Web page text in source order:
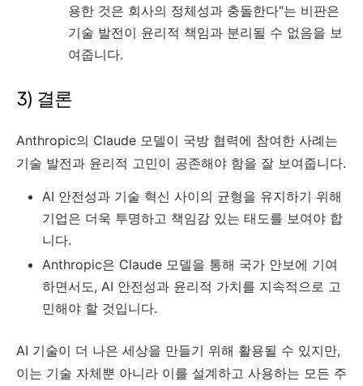
용한 것은 회사의 정체성과 충돌한다"는 비판은
기술 발전이 윤리적 책임과 분리될 수 없음을 보
여줍니다.
3) 결론
Anthropic의 Claude 모델이 국방 협력에 참여한 사례는
기술 발전과 윤리적 고민이 공존해야 함을 잘 보여줍니다.
AI 안전성과 기술 혁신 사이의 균형을 유지하기 위해
기업은 더욱 투명하고 책임감 있는 태도를 보여야 합
니다.
Anthropic은 Claude 모델을 통해 국가 안보에 기여
하면서도, AI 안전성과 윤리적 가치를 지속적으로 고
민해야 할 것입니다.
AI 기술이 더 나은 세상을 만들기 위해 활용될 수 있지만,
이는 기술 자체뿐 아니라 이를 설계하고 사용하는 모든 주